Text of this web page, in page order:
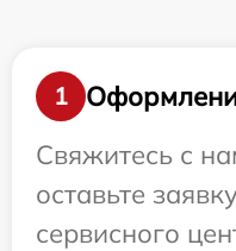
1
Свяжитесь с
оставьте
сервисного